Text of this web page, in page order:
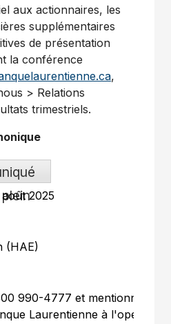
aux actionnaires, les
supplémentaires
de présentation
la conférence
,
> Relations
trimestriels.
2025
(HAE)
990-4777 et mentionner la
Laurentienne à l'opérateur